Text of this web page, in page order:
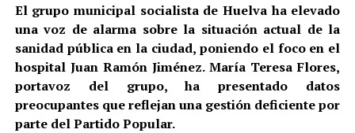
El grupo municipal socialista de Huelva ha elevado
una voz de alarma sobre la situación actual de la
sanidad pública en la ciudad, poniendo el foco en el
hospital Juan Ramón Jiménez. María Teresa Flores,
portavoz del grupo, ha presentado datos
preocupantes que reflejan una gestión deficiente por
parte del Partido Popular.